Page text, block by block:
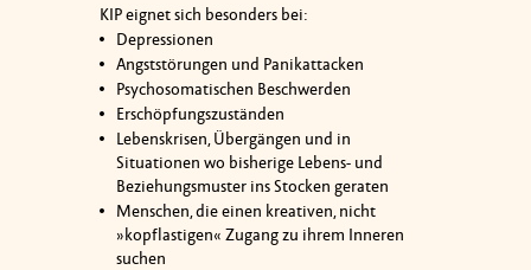
KIP eignet sich besonders bei:
Depressionen
Angststörungen und Panikattacken
Psychosomatischen Beschwerden
Erschöpfungszuständen
Lebenskrisen, Übergängen und in
Situationen wo bisherige Lebens- und
Beziehungsmuster ins Stocken geraten
Menschen, die einen kreativen, nicht
»kopflastigen« Zugang zu ihrem Inneren
suchen